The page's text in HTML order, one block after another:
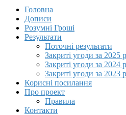
Головна
Дописи
Розумні Гроші
Результати
Поточні результати
Закриті угоди за 2025
Закриті угоди за 2024
Закриті угоди за 2023
Корисні посилання
Про проект
Правила
Контакти